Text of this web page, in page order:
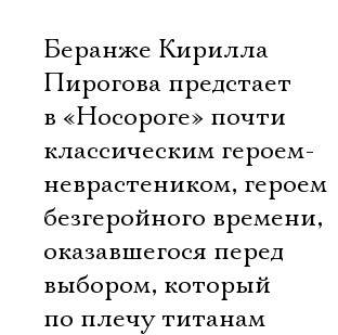
Беранже Кирилла
Пирогова предстает
в «Носороге» почти
классическим героем-
неврастеником, героем
безгеройного времени,
оказавшегося перед
выбором, который
по плечу титанам